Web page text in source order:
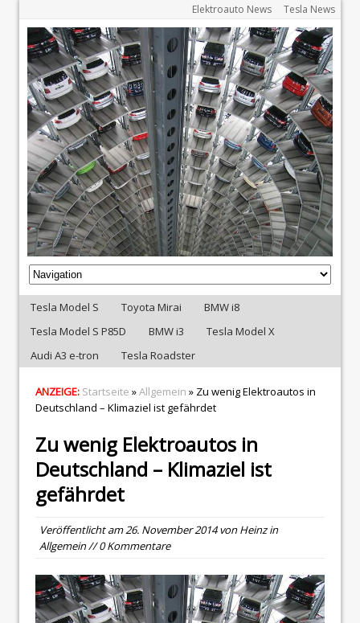
Elektroauto News Tesla News
Tesla Model S Toyota Mirai
BMW i8
Tesla Model S P85D
BMW i3
Tesla Model X
Audi A3 e-tron
Tesla Roadster
ANZEIGE: Startseite »Allgemein » Zu wenig Elektroautos in
Deutschland – Klimaziel ist gefährdet
Zu wenig Elektroautos in
Deutschland – Klimaziel ist
gefährdet
Veröffentlicht am26. November 2014vonHeinzin
Allgemein// 0 Kommentare